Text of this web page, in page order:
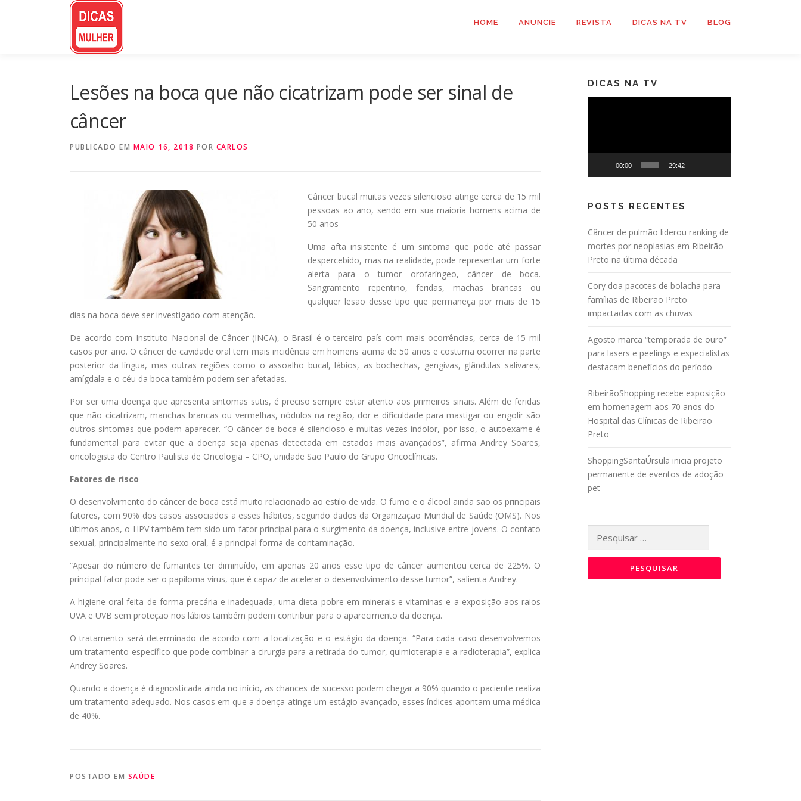
HOME ANUNCIE REVISTA DICAS NA TV BLOG
Lesões na boca que não cicatrizam pode ser sinal de
câncer
PUBLICADO EM MAIO 16, 2018 POR CARLOS
Câncer bucal muitas vezes silencioso atinge cerca de 15 mil
pessoas ao ano, sendo em sua maioria homens acima de
50 anos
Uma afta insistente é um sintoma que pode até passar
despercebido, mas na realidade, pode representar um forte
alerta para o tumor orofaríngeo, câncer de boca.
Sangramento repentino, feridas, machas brancas ou
qualquer lesão desse tipo que permaneça por mais de 15
dias na boca deve ser investigado com atenção.
De acordo com Instituto Nacional de Câncer (INCA), o Brasil é o terceiro país com mais ocorrências, cerca de 15 mil
casos por ano. O câncer de cavidade oral tem mais incidência em homens acima de 50 anos e costuma ocorrer na parte
posterior da língua, mas outras regiões como o assoalho bucal, lábios, as bochechas, gengivas, glândulas salivares,
amígdala e o céu da boca também podem ser afetadas.
Por ser uma doença que apresenta sintomas sutis, é preciso sempre estar atento aos primeiros sinais. Além de feridas
que não cicatrizam, manchas brancas ou vermelhas, nódulos na região, dor e dificuldade para mastigar ou engolir são
outros sintomas que podem aparecer. “O câncer de boca é silencioso e muitas vezes indolor, por isso, o autoexame é
fundamental para evitar que a doença seja apenas detectada em estados mais avançados”, afirma Andrey Soares,
oncologista do Centro Paulista de Oncologia – CPO, unidade São Paulo do Grupo Oncoclínicas.
Fatores de risco
O desenvolvimento do câncer de boca está muito relacionado ao estilo de vida. O fumo e o álcool ainda são os principais
fatores, com 90% dos casos associados a esses hábitos, segundo dados da Organização Mundial de Saúde (OMS). Nos
últimos anos, o HPV também tem sido um fator principal para o surgimento da doença, inclusive entre jovens. O contato
sexual, principalmente no sexo oral, é a principal forma de contaminação.
“Apesar do número de fumantes ter diminuído, em apenas 20 anos esse tipo de câncer aumentou cerca de 225%. O
principal fator pode ser o papiloma vírus, que é capaz de acelerar o desenvolvimento desse tumor”, salienta Andrey.
A higiene oral feita de forma precária e inadequada, uma dieta pobre em minerais e vitaminas e a exposição aos raios
UVA e UVB sem proteção nos lábios também podem contribuir para o aparecimento da doença.
O tratamento será determinado de acordo com a localização e o estágio da doença. “Para cada caso desenvolvemos
um tratamento específico que pode combinar a cirurgia para a retirada do tumor, quimioterapia e a radioterapia”, explica
Andrey Soares.
Quando a doença é diagnosticada ainda no início, as chances de sucesso podem chegar a 90% quando o paciente realiza
um tratamento adequado. Nos casos em que a doença atinge um estágio avançado, esses índices apontam uma médica
de 40%.
POSTADO EM SAÚDE
DICAS NA TV
00:00 29:42
POSTS RECENTES
Câncer de pulmão liderou ranking de
mortes por neoplasias em Ribeirão
Preto na última década
Cory doa pacotes de bolacha para
famílias de Ribeirão Preto
impactadas com as chuvas
Agosto marca “temporada de ouro”
para lasers e peelings e especialistas
destacam benefícios do período
RibeirãoShopping recebe exposição
em homenagem aos 70 anos do
Hospital das Clínicas de Ribeirão
Preto
ShoppingSantaÚrsula inicia projeto
permanente de eventos de adoção
pet
por: